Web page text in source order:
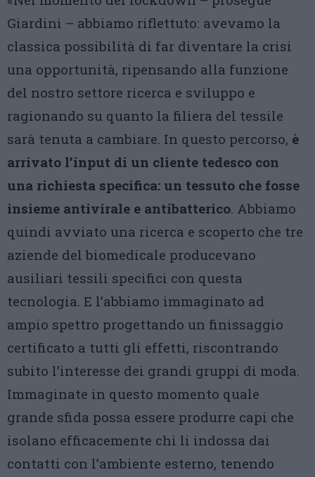
Giardini – abbiamo riflettuto: avevamo la
classica possibilità di far diventare la crisi
una opportunità, ripensando alla funzione
del nostro settore ricerca e sviluppo e
ragionando su quanto la filiera del tessile
sarà tenuta a cambiare. In questo percorso, è
arrivato l’input di un cliente tedesco con
una richiesta specifica: un tessuto che fosse
insieme antivirale e antibatterico. Abbiamo
quindi avviato una ricerca e scoperto che tre
aziende del biomedicale producevano
ausiliari tessili specifici con questa
tecnologia. E l’abbiamo immaginato ad
ampio spettro progettando un finissaggio
certificato a tutti gli effetti, riscontrando
subito l’interesse dei grandi gruppi di moda.
Immaginate in questo momento quale
grande sfida possa essere produrre capi che
isolano efficacemente chi li indossa dai
contatti con l’ambiente esterno, tenendo